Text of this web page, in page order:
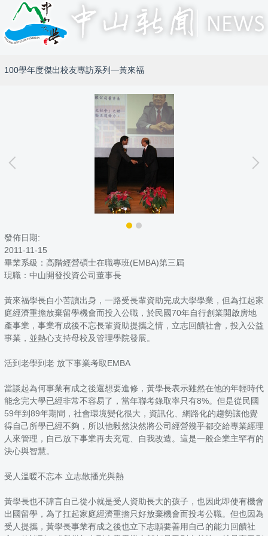
100學年度傑出校友專訪系列—黃來福
發佈日期:
2011-11-15
畢業系級：高階經營碩士在職專班(EMBA)第三屆
現職：中山開發投資公司董事長
黃來福學長自小苦讀出身，一路受長輩資助完成大學學業，但為扛起家
庭經濟重擔放棄留學機會而投入公職，於民國70年自行創業開啟房地
產事業，事業有成後不忘長輩資助提攜之情，立志回饋社會，投入公益
事業，並熱心支持母校及管理學院發展。
活到老學到老 放下事業考取EMBA
當談起為何事業有成之後還想要進修，黃學長表示雖然在他的年輕時代
能念完大學已經非常不容易了，當年聯考錄取率只有8%。但是從民國
59年到89年期間，社會環境變化很大，資訊化、網路化的趨勢讓他覺
得自己所學已經不夠，所以他毅然決然將公司經營幾乎都交給專業經理
人來管理，自己放下事業再去充電、自我改造。這是一般企業主罕有的
決心與智慧。
受人溫暖不忘本 立志散播光與熱
黃學長也不諱言自己從小就是受人資助長大的孩子，也因此即使有機會
出國留學，為了扛起家庭經濟重擔只好放棄機會而投考公職。但也因為
受人提攜，黃學長事業有成之後也立下志願要善用自己的能力回饋社